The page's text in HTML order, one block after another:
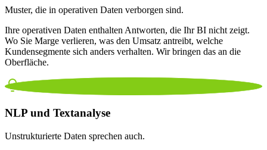
Muster, die in operativen Daten verborgen sind.
Ihre operativen Daten enthalten Antworten, die Ihr BI nicht zeigt.
Wo Sie Marge verlieren, was den Umsatz antreibt, welche
Kundensegmente sich anders verhalten. Wir bringen das an die
Oberfläche.
NLP und Textanalyse
Unstrukturierte Daten sprechen auch.